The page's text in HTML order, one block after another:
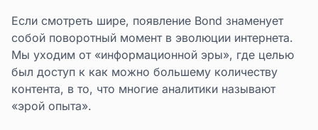
Если смотреть шире, появление Bond знаменует
собой поворотный момент в эволюции интернета.
Мы уходим от «информационной эры», где целью
был доступ к как можно большему количеству
контента, в то, что многие аналитики называют
«эрой опыта».